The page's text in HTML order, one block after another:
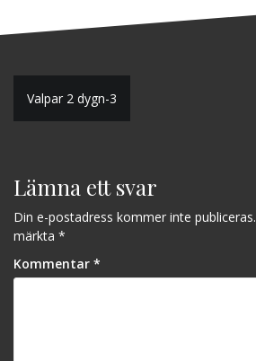
Inläggsnavigering
Valpar 2 dygn-3
Lämna ett svar
Din e-postadress kommer inte publiceras.
märkta *
Kommentar *